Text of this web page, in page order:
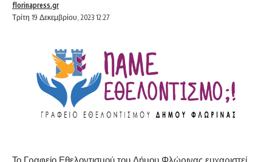
Τρίτη 19 Δεκεμβρίου, 2023 12:27
florinapress.gr